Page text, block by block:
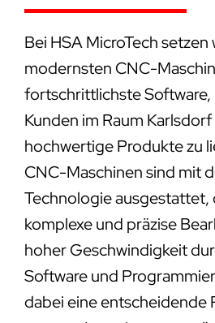
Bei HSA MicroTech setzen
modernsten CNC-
fortschrittlichste Software,
Kunden im Raum
hochwertige Produkte zu
CNC-Maschinen sind mit
Technologie ausgestattet,
komplexe und präzise
hoher Geschwindigkeit
Software und
dabei eine entscheidende